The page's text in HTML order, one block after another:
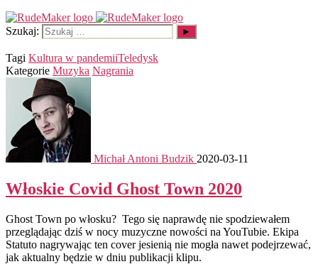
Szukaj:
Tagi Kultura w pandemiiTeledysk
Kategorie Muzyka Nagrania
Michał Antoni Budzik 2020-03-11
Włoskie Covid Ghost Town 2020
Ghost Town po włosku? Tego się naprawdę nie spodziewałem
przeglądając dziś w nocy muzyczne nowości na YouTubie. Ekipa
Statuto nagrywając ten cover jesienią nie mogła nawet podejrzewać,
jak aktualny będzie w dniu publikacji klipu.